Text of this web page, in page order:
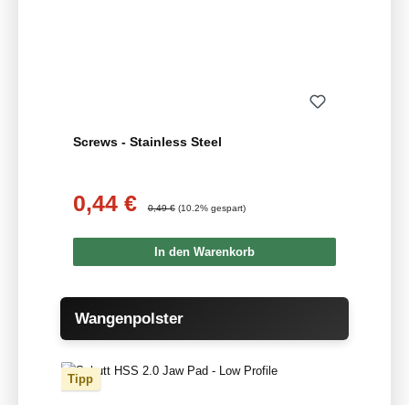
Screws - Stainless Steel
Verkaufspreis:
0,44 € 0,49 € (10.2% gespart)
In den Warenkorb
Produktgalerie überspringen
Wangenpolster
Tipp